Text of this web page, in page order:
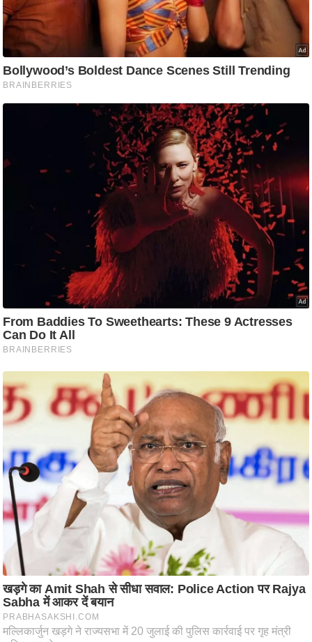
/
फै
श
न
घ
रे
ट
ने
स
मं
त्रा
रि
ले
न
शि
प
रा
ज
नी
ति
वि
श्ले
ष